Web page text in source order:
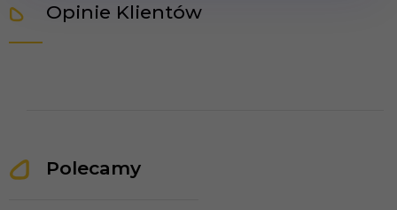
Opinie Klientów
Polecamy